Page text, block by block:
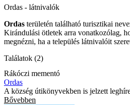
Ordas - látnivalók
Ordas területén található turisztikai
Kirándulási ötletek arra vonatkozólag,
megnézni, ha a település látnivalóit
Találatok (2)
Rákóczi mementó
Ordas
A község útikönyvekben is jelzett
Bővebben